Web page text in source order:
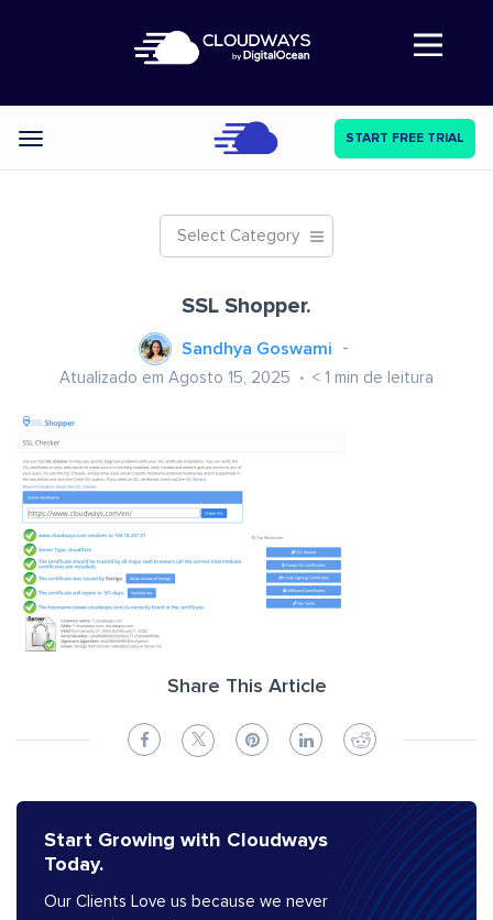
Abre a navegação
Categories START FREE TRIAL
Select Category
SSL Shopper.
Sandhya Goswami
Atualizado em Agosto 15, 2025 < 1 min de leitura
Share This Article
Start Growing with Cloudways
Today.
Our Clients Love us because we never